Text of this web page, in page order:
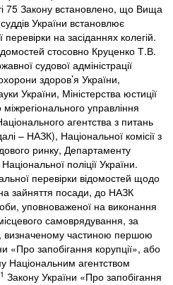
75 Закону встановлено, що Вища
суддів України встановлює
перевірки на засіданнях колегій.
стосовно Круценко Т.В.
судової адміністрації
здоров’я України,
України, Міністерства юстиції
управління
агентства з питань
– НАЗК), Національної комісії з
ринку, Департаменту
поліції України.
перевірки відомостей щодо
зайняття посади, до НАЗК
уповноваженої на виконання
самоврядування, за
визначеному частиною першою
«Про запобігання корупції», або
Національним агентством
1 Закону України «Про запобігання